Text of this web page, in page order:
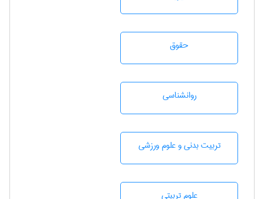
حقوق
روانشناسی
تربيت بدنی و علوم ورزشی
علوم تربيتی